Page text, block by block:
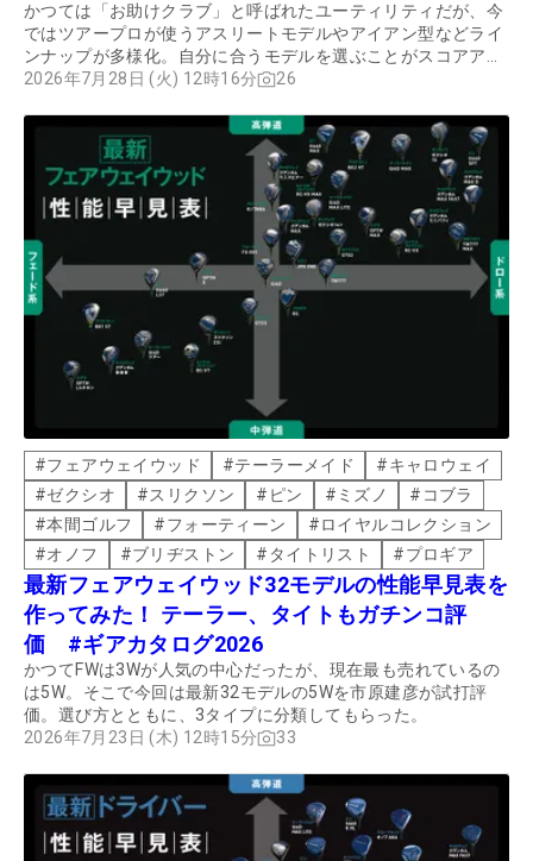
アカタログ2026
かつては「お助けクラブ」と呼ばれたユーティリティだが、今
ではツアープロが使うアスリートモデルやアイアン型などライ
ンナップが多様化。自分に合うモデルを選ぶことがスコアアッ
プにつながる。
2026年7月28日 (火) 12時16分 26
#フェアウェイウッド #テーラーメイド #キャロウェイ
#ゼクシオ #スリクソン # ピン # ミズノ # コブラ
#本間ゴルフ #フォーティーン #ロイヤルコレクション
#オノフ #ブリヂストン # タイトリスト #プロギア
最新フェアウェイウッド32モデルの性能早見表を
作ってみた！ テーラー、タイトもガチンコ評
価 #ギアカタログ2026
かつてFWは3Wが人気の中心だったが、現在最も売れているの
は5W。そこで今回は最新32モデルの5Wを市原建彦が試打評
価。選び方とともに、3タイプに分類してもらった。
2026年7月23日 (木) 12時15分
33